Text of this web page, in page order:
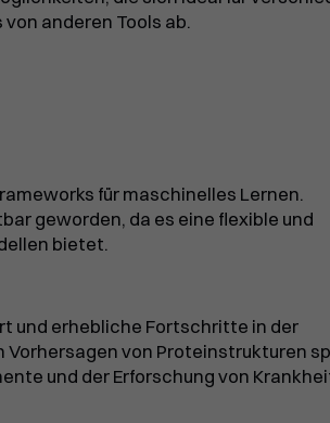
anderen Tools ab.
für maschinelles Lernen.
geworden, da es eine flexible und
bietet.
und erhebliche Fortschritte in der
von Proteinstrukturen
und der Erforschung von